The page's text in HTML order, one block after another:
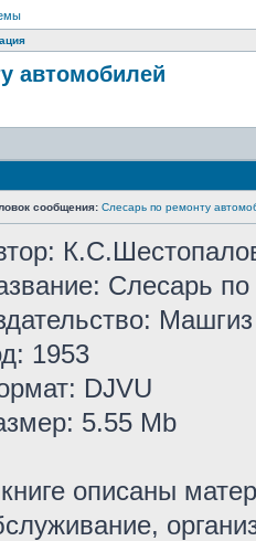
автомобилей
сообщения: Слесарь по ремонту
Слесарь
Машгиз
1953
DJVU
5.55 Mb
описаны